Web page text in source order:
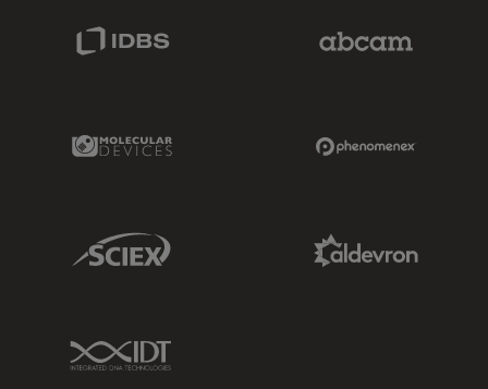
Molecular Devices Link
Sciex Link
IDT Link